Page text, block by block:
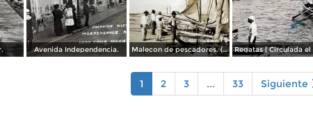
Avenida Independencia. Malecon de pescadores. ( Circulada el 12 de Agosto de 1911 ).
1 2 3 ... 33 Siguiente